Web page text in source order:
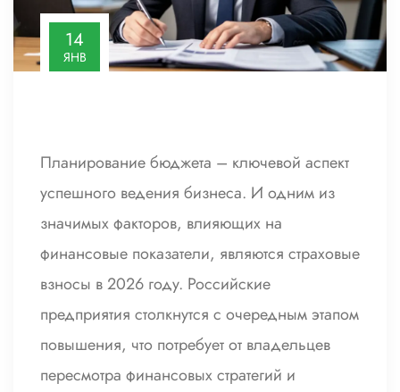
14
ЯНВ
Планирование бюджета – ключевой аспект
успешного ведения бизнеса. И одним из
значимых факторов, влияющих на
финансовые показатели, являются страховые
взносы в 2026 году. Российские
предприятия столкнутся с очередным этапом
повышения, что потребует от владельцев
пересмотра финансовых стратегий и